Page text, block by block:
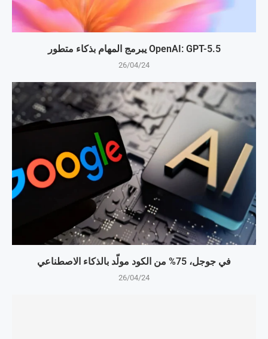
OpenAI: GPT-5.5 يبرمج المهام بذكاء متطور
26/04/24
في جوجل، 75% من الكود مولّد بالذكاء الاصطناعي
26/04/24